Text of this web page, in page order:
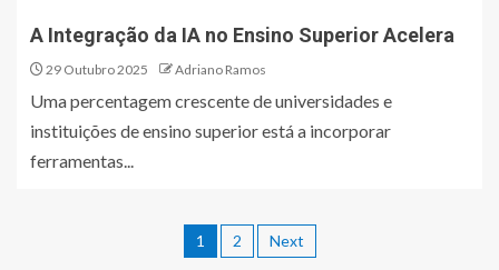
A Integração da IA no Ensino Superior Acelera
29 Outubro 2025 Adriano Ramos
Uma percentagem crescente de universidades e
instituições de ensino superior está a incorporar
ferramentas...
1 2 Next